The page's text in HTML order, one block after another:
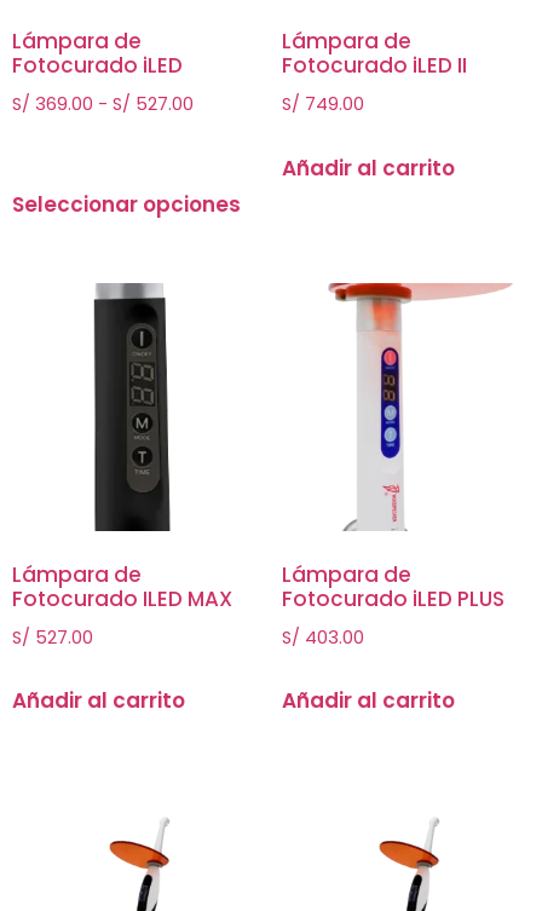
Lámpara de
Fotocurado iLED
S/ 369.00 - S/ 527.00
Seleccionar opciones
Lámpara de
Fotocurado iLED II
S/ 749.00
Añadir al carrito
Lámpara de
Fotocurado ILED MAX
S/ 527.00
Añadir al carrito
Lámpara de
Fotocurado iLED PLUS
S/ 403.00
Añadir al carrito